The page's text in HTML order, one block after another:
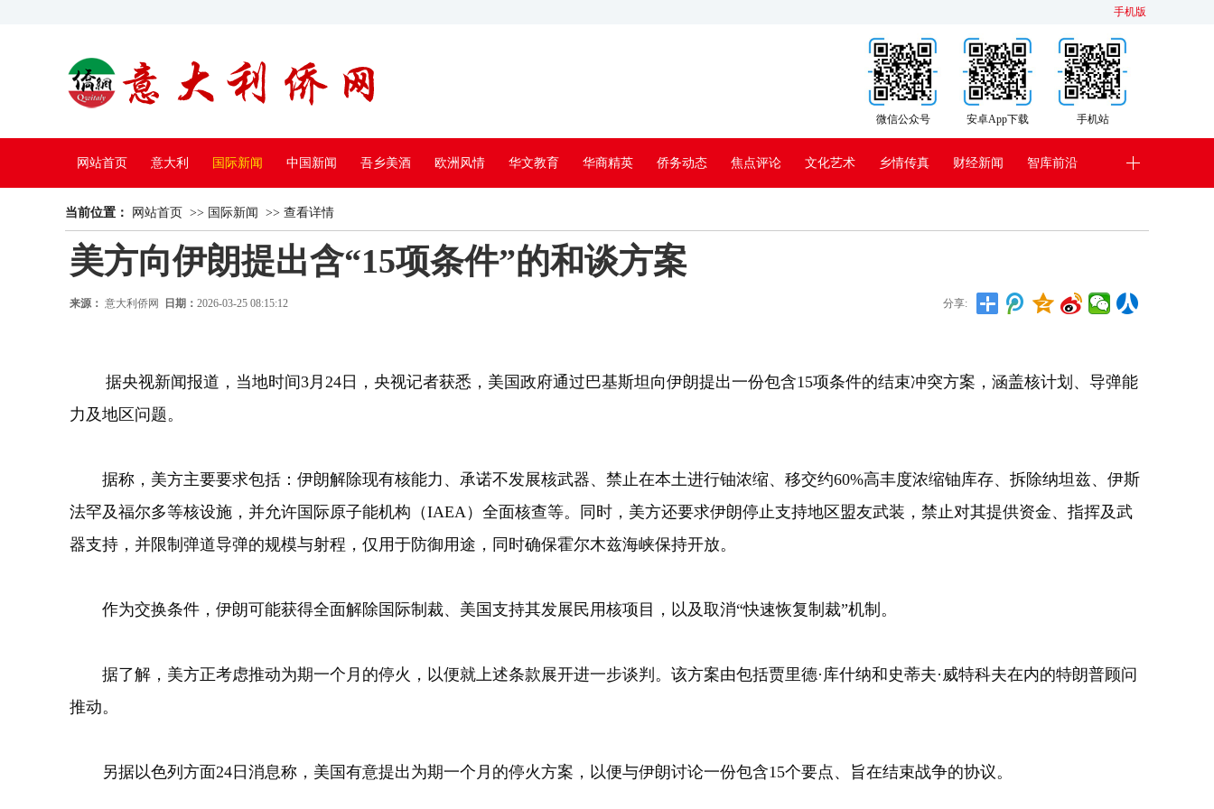
手机版
手机站
安卓App下载
微信公众号
网站首页 意大利 国际新闻 中国新闻 吾乡美酒 欧洲风情 华文教育 华商精英 侨务动态 焦点评论 文化艺术 乡情传真 财经新闻 智库前沿
中国电视
当前位置： 网站首页 >> 国际新闻 >> 查看详情
美方向伊朗提出含“15项条件”的和谈方案
来源： 意大利侨网 日期： 2026-03-25 08:15:12 分享:
据央视新闻报道，当地时间3月24日，央视记者获悉，美国政府通过巴基斯坦向伊朗提出一份包含15项条件的结束冲突方案，涵盖核计划、导弹能
力及地区问题。
据称，美方主要要求包括：伊朗解除现有核能力、承诺不发展核武器、禁止在本土进行铀浓缩、移交约60%高丰度浓缩铀库存、拆除纳坦兹、伊斯
法罕及福尔多等核设施，并允许国际原子能机构（IAEA）全面核查等。同时，美方还要求伊朗停止支持地区盟友武装，禁止对其提供资金、指挥及武
器支持，并限制弹道导弹的规模与射程，仅用于防御用途，同时确保霍尔木兹海峡保持开放。
作为交换条件，伊朗可能获得全面解除国际制裁、美国支持其发展民用核项目，以及取消“快速恢复制裁”机制。
据了解，美方正考虑推动为期一个月的停火，以便就上述条款展开进一步谈判。该方案由包括贾里德·库什纳和史蒂夫·威特科夫在内的特朗普顾问
推动。
另据以色列方面24日消息称，美国有意提出为期一个月的停火方案，以便与伊朗讨论一份包含15个要点、旨在结束战争的协议。